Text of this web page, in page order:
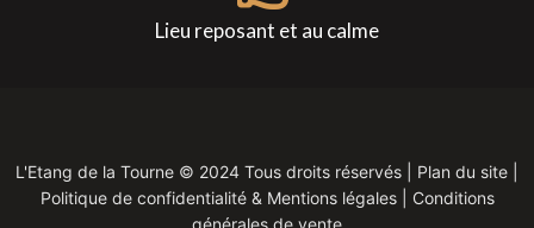
Lieu reposant et au calme
L'Etang de la Tourne © 2024 Tous droits réservés | Plan du site
Politique de confidentialité & Mentions légales| Conditions